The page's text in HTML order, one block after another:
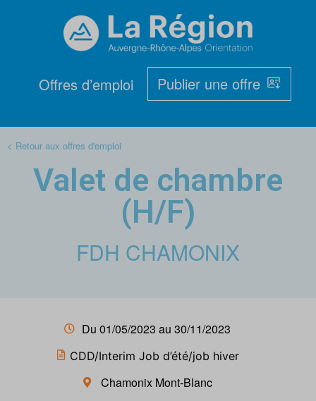
Offres d’emploi Publier une offre
< Retour aux offres d'emploi
Valet de chambre
(H/F)
FDH CHAMONIX
Du 01/05/2023 au 30/11/2023
CDD/Interim Job d’été/job hiver
Chamonix Mont-Blanc